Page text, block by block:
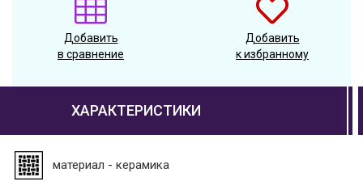
Добавить
в сравнение
Добавить
к избранному
ХАРАКТЕРИСТИКИ
материал - керамика